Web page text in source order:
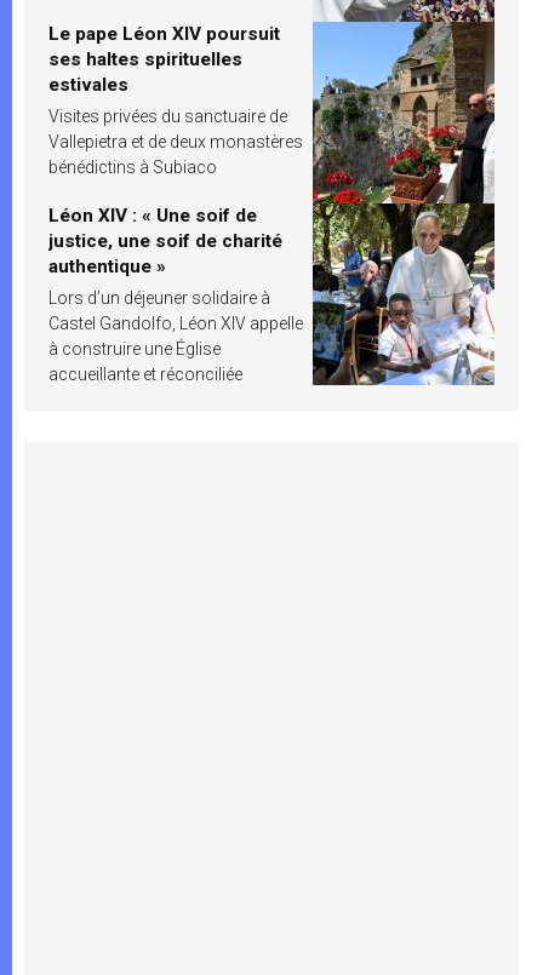
Le pape Léon XIV poursuit
ses haltes spirituelles
estivales
Visites privées du sanctuaire de
Vallepietra et de deux monastères
bénédictins à Subiaco
Léon XIV : « Une soif de
justice, une soif de charité
authentique »
Lors d’un déjeuner solidaire à
Castel Gandolfo, Léon XIV appelle
à construire une Église
accueillante et réconciliée